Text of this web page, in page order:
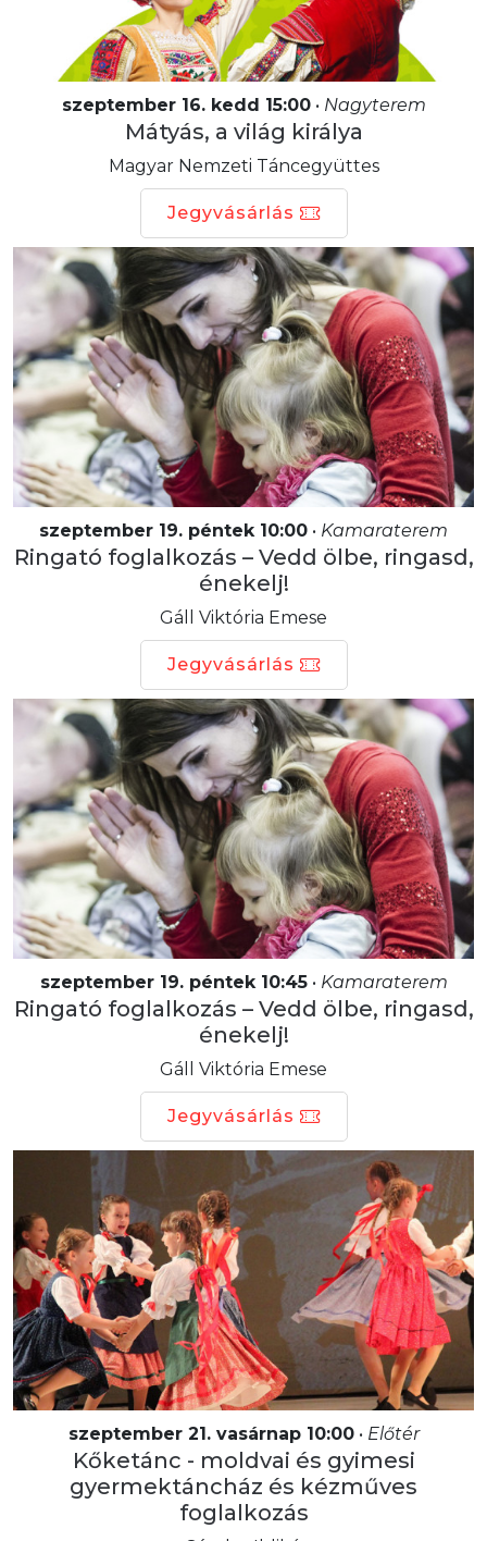
szeptember 16. kedd 15:00• Nagyterem
Mátyás, a világ királya
Magyar Nemzeti Táncegyüttes
Jegyvásárlás
szeptember 19. péntek 10:00 • Kamaraterem
Ringató foglalkozás – Vedd ölbe, ringasd,
énekelj!
Gáll Viktória Emese
Jegyvásárlás
szeptember 19. péntek 10:45• Kamaraterem
Ringató foglalkozás – Vedd ölbe, ringasd,
énekelj!
Gáll Viktória Emese
Jegyvásárlás
szeptember 21. vasárnap 10:00• Előtér
Kőketánc - moldvai és gyimesi
gyermektáncház és kézműves
foglalkozás